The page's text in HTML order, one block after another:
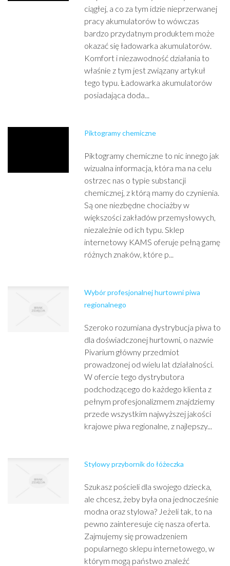
ciągłej, a co za tym idzie nieprzerwanej
pracy akumulatorów to wówczas
bardzo przydatnym produktem może
okazać się ładowarka akumulatorów.
Komfort i niezawodność działania to
właśnie z tym jest związany artykuł
tego typu. Ładowarka akumulatorów
posiadająca doda...
Piktogramy chemiczne
Piktogramy chemiczne to nic innego jak
wizualna informacja, która ma na celu
ostrzec nas o typie substancji
chemicznej, z którą mamy do czynienia.
Są one niezbędne chociażby w
większości zakładów przemysłowych,
niezależnie od ich typu. Sklep
internetowy KAMS oferuje pełną gamę
różnych znaków, które p...
Wybór profesjonalnej hurtowni piwa
regionalnego
Szeroko rozumiana dystrybucja piwa to
dla doświadczonej hurtowni, o nazwie
Pivarium główny przedmiot
prowadzonej od wielu lat działalności.
W ofercie tego dystrybutora
podchodzącego do każdego klienta z
pełnym profesjonalizmem znajdziemy
przede wszystkim najwyższej jakości
krajowe piwa regionalne, z najlepszy...
Stylowy przybornik do łóżeczka
Szukasz pościeli dla swojego dziecka,
ale chcesz, żeby była ona jednocześnie
modna oraz stylowa? Jeżeli tak, to na
pewno zainteresuje cię nasza oferta.
Zajmujemy się prowadzeniem
popularnego sklepu internetowego, w
którym mogą państwo znaleźć